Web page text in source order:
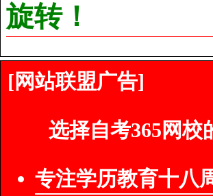
旋转！
[网站联盟广告]
选择自考365网校
专注学历教育十八